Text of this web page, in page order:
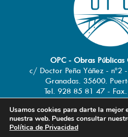
OPC - Obras Públicas
c/ Doctor Peña Yáñez - nº2
Granadas. 35600.
Tel. 928 85 81 47 -
Usamos cookies para darte la mejor
nuestra web. Puedes consultar
Política de Privacidad